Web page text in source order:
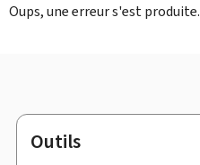
Oups, une erreur s'est produite.
PiedOutils